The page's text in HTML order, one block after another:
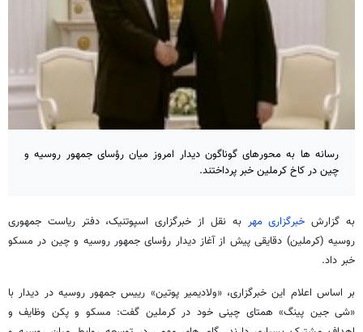
رسانه ها به محورهای گوناگون دیدار امروز میان رؤسای جمهور روسیه و
چین در کاخ کرملین خبر پرداختند.
به گزارش خبرگزاری مهر به نقل از خبرگزاری اسپوتنیک، دفتر ریاست جمهوری
روسیه (کرملین) دقایقی پیش از آغاز دیدار رؤسای جمهور روسیه و چین در مسکو
خبر داد.
بر اساس اعلام این خبرگزاری، «ولادیمیر پوتین» رییس جمهور روسیه در دیدار با
«شی جین پینگ» همتای چینی خود در کرملین گفت: مسکو و پکن وظایف و